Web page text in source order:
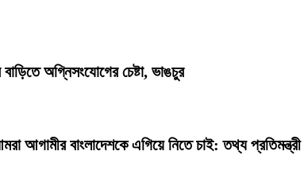
অগ্নিসংযোগের চেষ্টা, ভাঙচুর
আগামীর বাংলাদেশকে এগিয়ে নিতে চাই: তথ্য প্রতিমন্ত্রী